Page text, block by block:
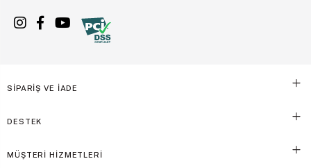
SİPARİŞ VE İADE
DESTEK
MÜŞTERİ HİZMETLERİ